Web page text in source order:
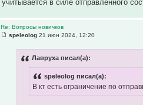
учитывается в силе отправленного
Re: Вопросы новичков
speleolog 21 июн 2024, 12:20
Лавруха писал(а):
speleolog писал(а):
В кт есть ограничение по